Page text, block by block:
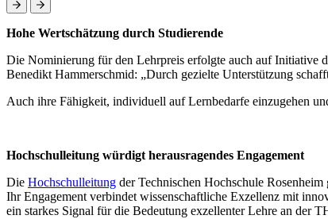
Hohe Wertschätzung durch Studierende
Die Nominierung für den Lehrpreis erfolgte auch auf Initiative
Benedikt Hammerschmid: „Durch gezielte Unterstützung
Auch ihre Fähigkeit, individuell auf Lernbedarfe einzugehen
Hochschulleitung würdigt herausragendes Engagement
Die Hochschulleitung der Technischen Hochschule
Ihr Engagement verbindet wissenschaftliche Exzellenz mit
ein starkes Signal für die Bedeutung exzellenter Lehre an der